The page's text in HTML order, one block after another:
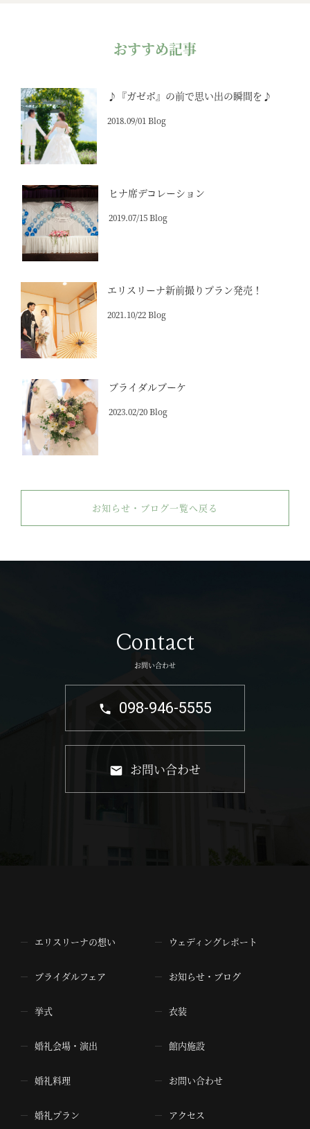
おすすめ記事
♪『ガゼボ』の前で思い出の瞬間を♪
2018.09/01 Blog
ヒナ席デコレーション
2019.07/15 Blog
エリスリーナ新前撮りプラン発売！
2021.10/22 Blog
ブライダルブーケ
2023.02/20 Blog
お知らせ・ブログ一覧へ戻る
Contact
お問い合わせ
098-946-5555
お問い合わせ
エリスリーナの想い
ブライダルフェア
挙式
婚礼会場・演出
婚礼料理
婚礼プラン
ウェディングレポート
お知らせ・ブログ
衣装
館内施設
お問い合わせ
アクセス